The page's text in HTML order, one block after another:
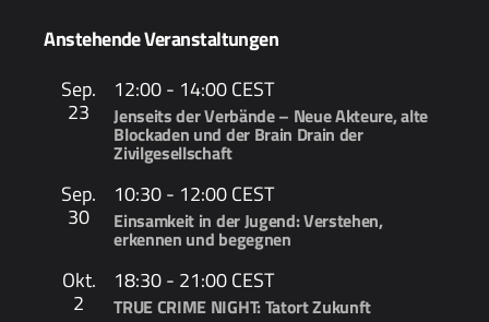
Anstehende Veranstaltungen
Sep.
23
12:00- 14:00CEST
Jenseits der Verbände – Neue Akteure, alte
Blockaden und der Brain Drain der
Zivilgesellschaft
Sep.
30
10:30- 12:00CEST
Einsamkeit in der Jugend: Verstehen,
erkennen und begegnen
Okt.
2
18:30- 21:00CEST
TRUE CRIME NIGHT: Tatort Zukunft